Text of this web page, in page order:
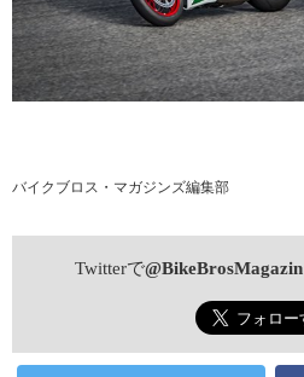
バイクブロス・マガジンズ編集部
Twitterで@BikeBrosMagazin